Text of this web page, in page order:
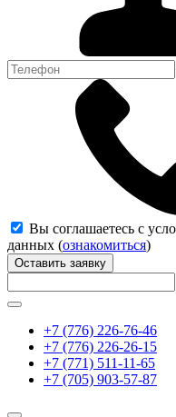
Вы соглашаетесь с
данных (ознакомиться)
Оставить заявку
+7 (776) 226-76-46
+7 (776) 226-26-15
+7 (771) 511-11-65
+7 (705) 903-57-87